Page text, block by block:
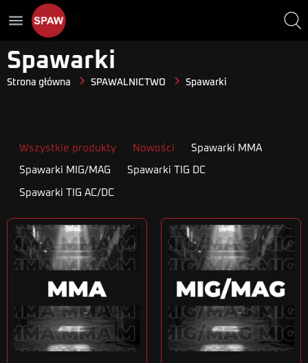
menu
Spawarki
Strona główna SPAWALNICTWO Spawarki
Wszystkie produkty Nowości Spawarki MMA
Spawarki MIG/MAG Spawarki TIG DC
Spawarki TIG AC/DC